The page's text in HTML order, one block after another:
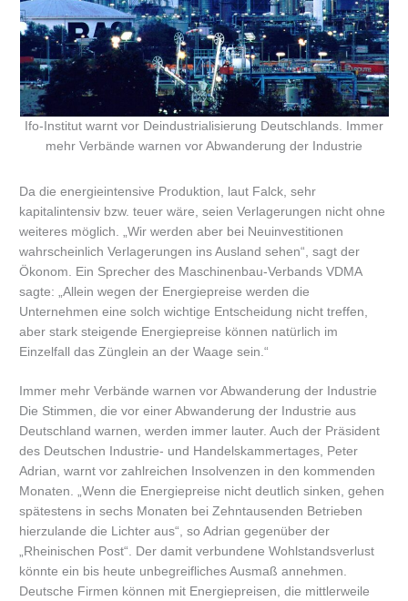
Ifo-Institut warnt vor Deindustrialisierung Deutschlands. Immer
mehr Verbände warnen vor Abwanderung der Industrie
Da die energieintensive Produktion, laut Falck, sehr
kapitalintensiv bzw. teuer wäre, seien Verlagerungen nicht ohne
weiteres möglich. „Wir werden aber bei Neuinvestitionen
wahrscheinlich Verlagerungen ins Ausland sehen“, sagt der
Ökonom. Ein Sprecher des Maschinenbau-Verbands VDMA
sagte: „Allein wegen der Energiepreise werden die
Unternehmen eine solch wichtige Entscheidung nicht treffen,
aber stark steigende Energiepreise können natürlich im
Einzelfall das Zünglein an der Waage sein.“
Immer mehr Verbände warnen vor Abwanderung der Industrie
Die Stimmen, die vor einer Abwanderung der Industrie aus
Deutschland warnen, werden immer lauter. Auch der Präsident
des Deutschen Industrie- und Handelskammertages, Peter
Adrian, warnt vor zahlreichen Insolvenzen in den kommenden
Monaten. „Wenn die Energiepreise nicht deutlich sinken, gehen
spätestens in sechs Monaten bei Zehntausenden Betrieben
hierzulande die Lichter aus“, so Adrian gegenüber der
„Rheinischen Post“. Der damit verbundene Wohlstandsverlust
könnte ein bis heute unbegreifliches Ausmaß annehmen.
Deutsche Firmen können mit Energiepreisen, die mittlerweile